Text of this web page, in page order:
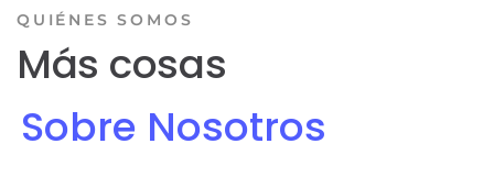
QUIÉNES SOMOS
Más cosas
Sobre Nosotros